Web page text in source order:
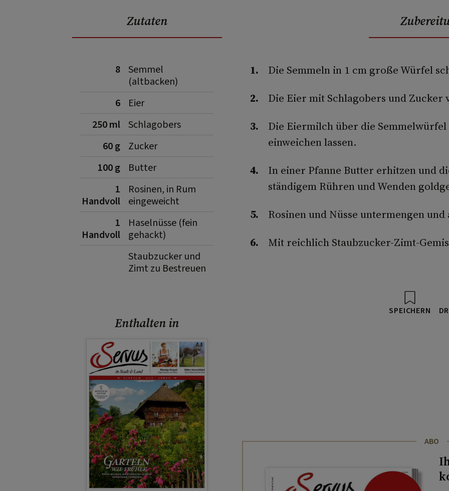
Zutaten
8 Semmel
(altbacken)
6
Eier
250 ml Schlagobers
60 g
Zucker
100 g
Butter
1
Handvoll
Rosinen, in Rum
eingeweicht
1
Handvoll
Haselnüsse (fein
gehackt)
Staubzucker und
Zimt zu Bestreuen
Enthalten in
Die Semmeln in 1 cm große Würfel
Die Eier mit Schlagobers und Zucker
Die Eiermilch über die
einweichen lassen.
In einer Pfanne Butter erhitzen und
ständigem Rühren und Wenden
Rosinen und Nüsse untermengen
Mit reichlich Staubzucker-Zimt-
SPEICHERN
ABO